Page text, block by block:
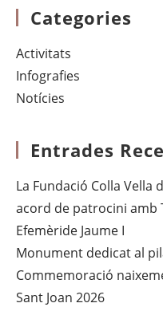
Categories
Activitats
Infografies
Notícies
Entrades
La Fundació Colla Vella
acord de patrocini amb
Efemèride Jaume I
Monument dedicat al
Commemoració
Sant Joan 2026